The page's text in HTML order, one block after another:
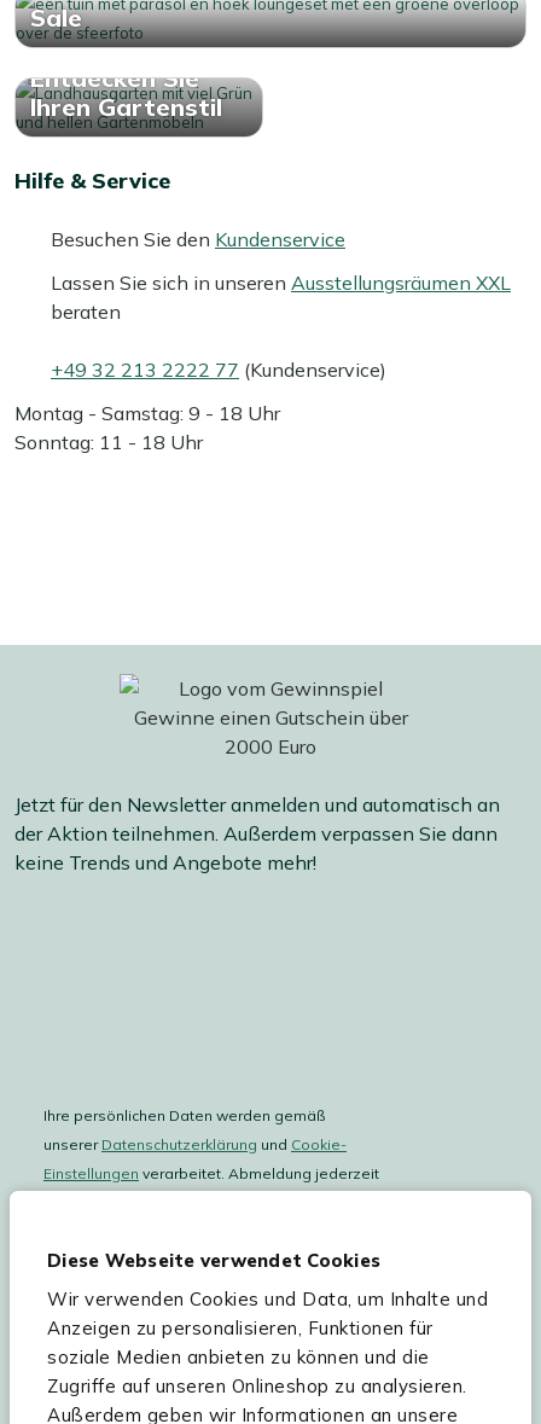
Diese Webseite verwendet Cookies
Wir verwenden Cookies und Data, um Inhalte und
Anzeigen zu personalisieren, Funktionen für
soziale Medien anbieten zu können und die
Zugriffe auf unseren Onlineshop zu analysieren.
Außerdem geben wir Informationen an unsere
Sale
Entdecken Sie
Ihren Gartenstil
Hilfe & Service
Besuchen Sie den Kundenservice
Lassen Sie sich in unseren Ausstellungsräumen XXL
beraten
+49 32 213 2222 77 (Kundenservice)
Montag - Samstag: 9 - 18 Uhr
Sonntag: 11 - 18 Uhr
Jetzt für den Newsletter anmelden und automatisch an
der Aktion teilnehmen. Außerdem verpassen Sie dann
keine Trends und Angebote mehr!
Ihre persönlichen Daten werden gemäß
unserer Datenschutzerklärung und Cookie-
Einstellungen verarbeitet. Abmeldung jederzeit
Hilfe & Service
Sortiment
Kees Smit Gartenmöbel